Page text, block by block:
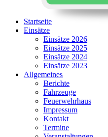
Startseite
Einsätze
Einsätze 2026
Einsätze 2025
Einsätze 2024
Einsätze 2023
Allgemeines
Berichte
Fahrzeuge
Feuerwehrhaus
Impressum
Kontakt
Termine